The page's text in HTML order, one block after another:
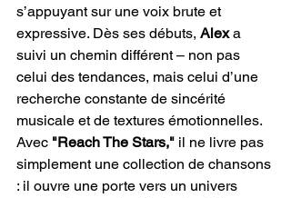
s’appuyant sur une voix brute et
expressive. Dès ses débuts, Alex a
suivi un chemin différent – non pas
celui des tendances, mais celui d’une
recherche constante de sincérité
musicale et de textures émotionnelles.
Avec "Reach The Stars," il ne livre pas
simplement une collection de chansons
: il ouvre une porte vers un univers